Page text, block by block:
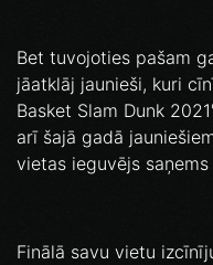
Bet tuvojoties pašam
jāatklāj jaunieši, kuri
Basket Slam Dunk
arī šajā gadā
vietas ieguvējs saņems
Finālā savu vietu